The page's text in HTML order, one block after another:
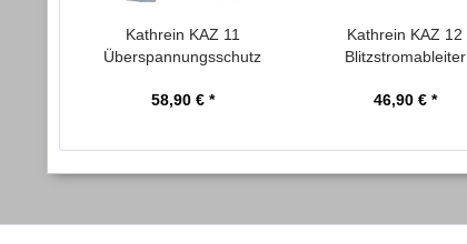
Kathrein KAZ 11
Überspannungsschutz
58,90 € *
Kathrein KAZ 12
Blitzstromableiter
46,90 € *